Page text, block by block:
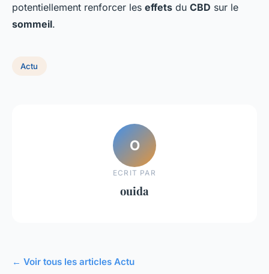
potentiellement renforcer les effets du CBD sur le
sommeil.
Actu
O
ECRIT PAR
ouida
← Voir tous les articles Actu